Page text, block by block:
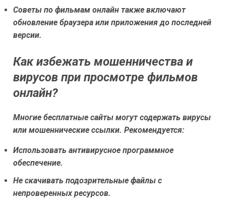
Советы по фильмам онлайн также включают
обновление браузера или приложения до последней
версии.
Как избежать мошенничества и
вирусов при просмотре фильмов
онлайн?
Многие бесплатные сайты могут содержать вирусы
или мошеннические ссылки. Рекомендуется:
Использовать антивирусное программное
обеспечение.
Не скачивать подозрительные файлы с
непроверенных ресурсов.